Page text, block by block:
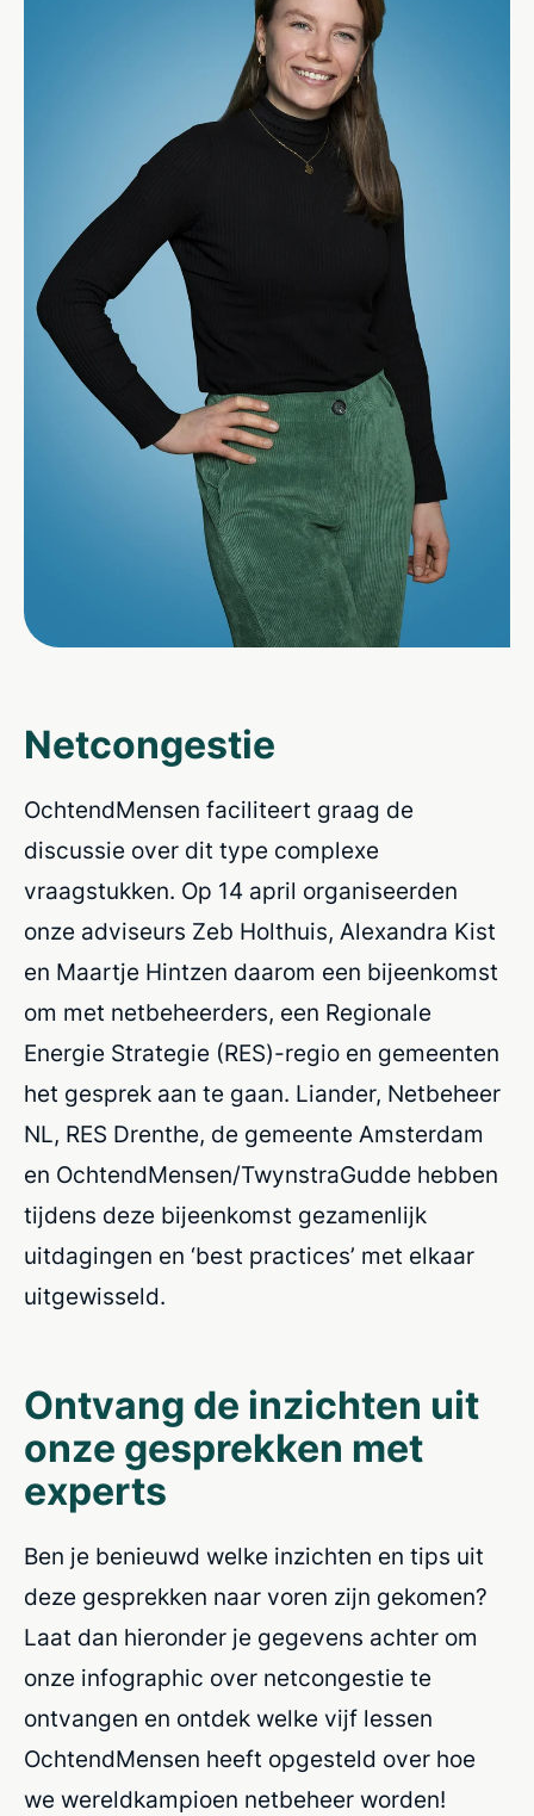
Netcongestie
OchtendMensen faciliteert graag de
discussie over dit type complexe
vraagstukken. Op 14 april organiseerden
onze adviseurs Zeb Holthuis, Alexandra Kist
en Maartje Hintzen daarom een bijeenkomst
om met netbeheerders, een Regionale
Energie Strategie (RES)-regio en gemeenten
het gesprek aan te gaan. Liander, Netbeheer
NL, RES Drenthe, de gemeente Amsterdam
en OchtendMensen/TwynstraGudde hebben
tijdens deze bijeenkomst gezamenlijk
uitdagingen en ‘best practices’ met elkaar
uitgewisseld.
Ontvang de inzichten uit
onze gesprekken met
experts
Ben je benieuwd welke inzichten en tips uit
deze gesprekken naar voren zijn gekomen?
Laat dan hieronder je gegevens achter om
onze infographic over netcongestie te
ontvangen en ontdek welke vijf lessen
OchtendMensen heeft opgesteld over hoe
we wereldkampioen netbeheer worden!